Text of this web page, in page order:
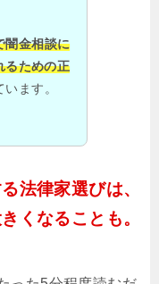
闇金相談に
るための正
ます。
法律家選びは、
くなることも。